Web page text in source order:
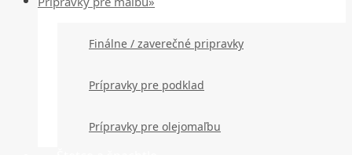
Finálne / zaverečné pripravky
Prípravky pre podklad
Prípravky pre olejomaľbu